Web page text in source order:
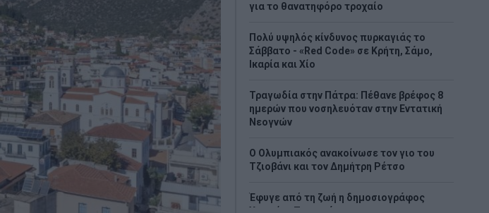
για το θανατηφόρο τροχαίο
Πολύ υψηλός κίνδυνος πυρκαγιάς το
Σάββατο - «Red Code» σε Κρήτη, Σάμο,
Ικαρία και Χίο
Τραγωδία στην Πάτρα: Πέθανε βρέφος 8
ημερών που νοσηλευόταν στην Εντατική
Νεογνών
O Ολυμπιακός ανακοίνωσε τον γιο του
Τζιοβάνι και τον Δημήτρη Ρέτσο
Έφυγε από τη ζωή η δημοσιογράφος